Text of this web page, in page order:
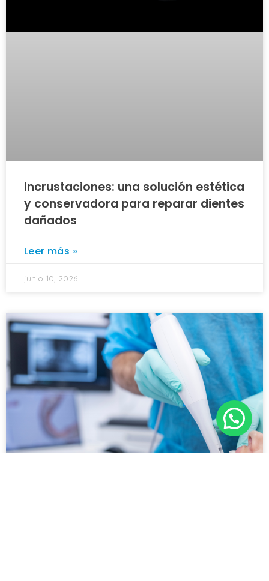
Incrustaciones: una solución estética
y conservadora para reparar dientes
dañados
Leer más »
junio 10, 2026